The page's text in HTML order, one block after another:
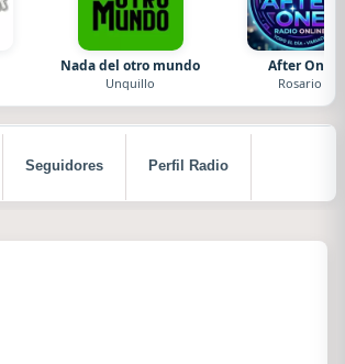
Nada del otro mundo
Unquillo
After One
Rosario
Seguidores Perfil Radio